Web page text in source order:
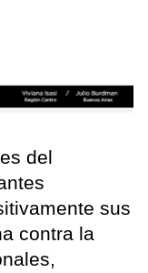
del
sus
contra la